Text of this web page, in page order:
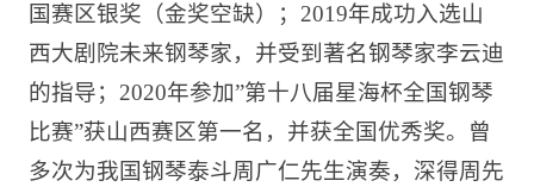
国赛区银奖（金奖空缺）；2019年成功入选山
西大剧院未来钢琴家，并受到著名钢琴家李云迪
的指导；2020年参加”第十八届星海杯全国钢琴
比赛”获山西赛区第一名，并获全国优秀奖。曾
多次为我国钢琴泰斗周广仁先生演奏，深得周先